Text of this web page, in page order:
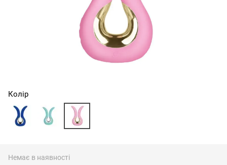
Колір
Немає в наявності